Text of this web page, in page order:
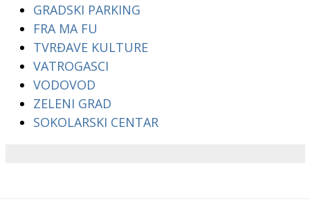
GRADSKI PARKING
FRA MA FU
TVRĐAVE KULTURE
VATROGASCI
VODOVOD
ZELENI GRAD
SOKOLARSKI CENTAR